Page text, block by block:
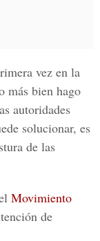
vez en la
más bien hago
autoridades
solucionar, es
de las
Movimiento
de